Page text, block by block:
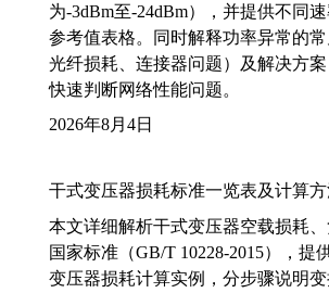
为-3dBm至-24dBm），并提供不同
参考值表格。同时解释功率异常的
光纤损耗、连接器问题）及解决方
快速判断网络性能问题。
2026年8月4日
干式变压器损耗标准一览表及计算
本文详细解析干式变压器空载损耗
国家标准（GB/T 10228-2015），提
变压器损耗计算实例，分步骤说明